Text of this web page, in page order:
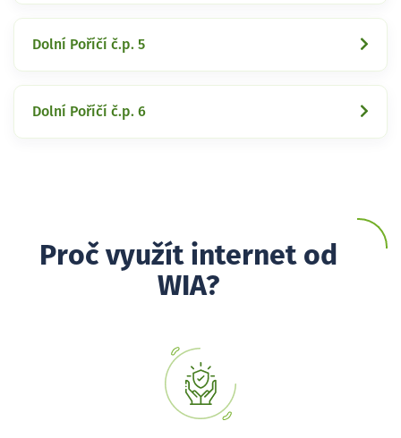
Dolní Poříčí č.p. 5
Dolní Poříčí č.p. 6
Proč využít internet od
WIA?